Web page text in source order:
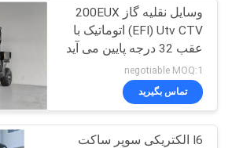
اسکوتر دوچرخه
کوچک
27
وسایل نقلیه گاز 200EUX
(EFI) Utv CTV اتوماتیک با
عقب 32 درجه پایین می آید
negotiable MOQ:1
تماس بگیرید
I6 الکتریکی سوپر ساکت